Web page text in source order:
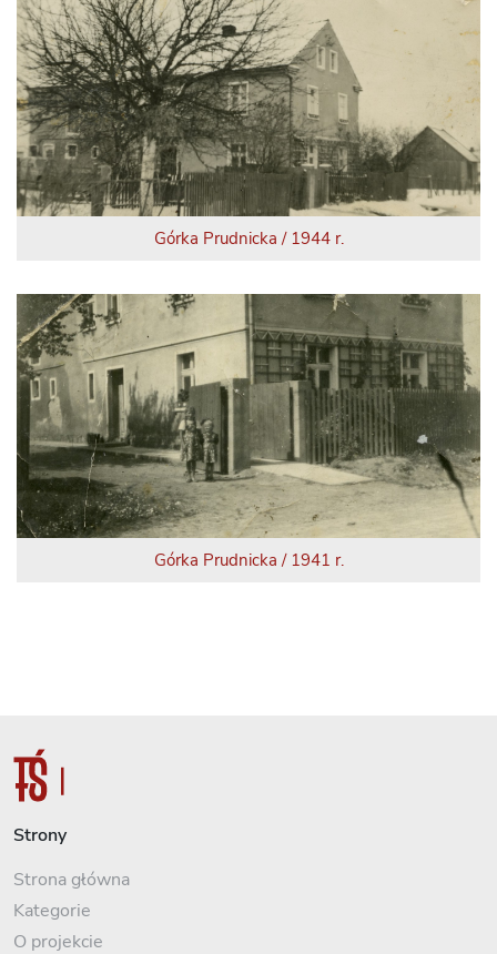
Górka Prudnicka / 1944 r.
Górka Prudnicka / 1941 r.
Strony
Strona główna
Kategorie
O projekcie